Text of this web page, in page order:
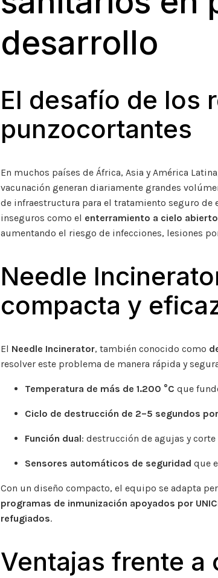
desarrollo
El desafío de los
punzocortantes
En muchos países de África, Asia y América
vacunación generan diariamente grandes
de infraestructura para el tratamiento seguro
inseguros como el enterramiento a cielo abierto
aumentando el riesgo de infecciones, lesiones
Needle
compacta y
El Needle Incinerator, también conocido como
resolver este problema de manera rápida y
Temperatura de más de 1.200 °C que
Ciclo de destrucción de 2–5 segundos
Función dual: destrucción de agujas y
Sensores automáticos de seguridad que
Con un diseño compacto, el equipo se adapta
programas de inmunización apoyados por
refugiados.
Ventajas frente a